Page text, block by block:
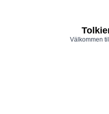
Välkommen